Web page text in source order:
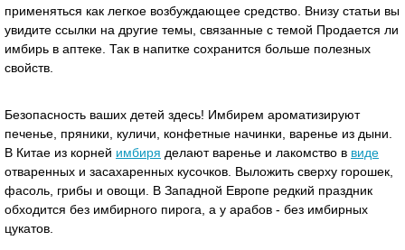
применяться как легкое возбуждающее средство. Внизу статьи вы
увидите ссылки на другие темы, связанные с темой Продается ли
имбирь в аптеке. Так в напитке сохранится больше полезных
свойств.
Безопасность ваших детей здесь! Имбирем ароматизируют
печенье, пряники, куличи, конфетные начинки, варенье из дыни.
В Китае из корней имбиря делают варенье и лакомство в виде
отваренных и засахаренных кусочков. Выложить сверху горошек,
фасоль, грибы и овощи. В Западной Европе редкий праздник
обходится без имбирного пирога, а у арабов - без имбирных
цукатов.